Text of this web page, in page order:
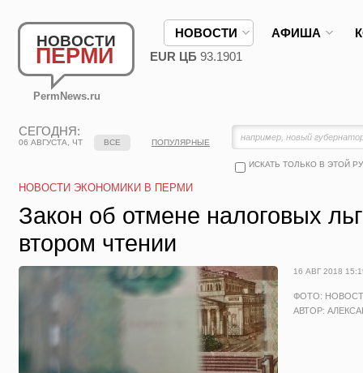
НОВОСТИ
ПЕРМИ
PermNews.ru
НОВОСТИ АФИША
EUR ЦБ 93.1901
СЕГОДНЯ:
06 АВГУСТА, ЧТ
ИСКАТЬ ТОЛЬКО В ЭТОЙ
ВСЕ ПОПУЛЯРНЫЕ
НОВОСТИ ЭКОНОМИКИ В ПЕРМИ
Закон об отмене налоговых
втором чтении
16 АВГ 2018
ФОТО:
АВТОР: